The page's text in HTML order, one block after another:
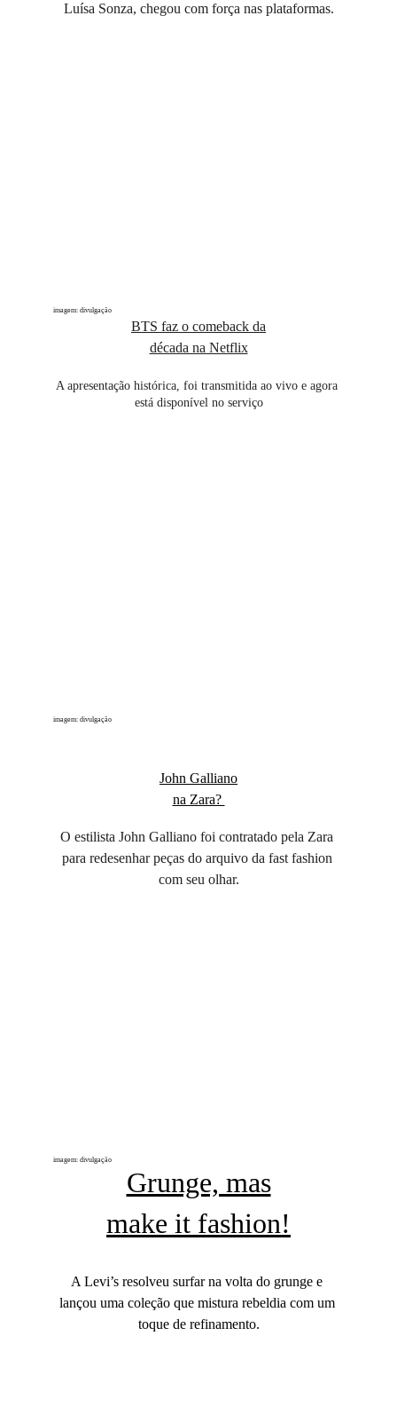
BTS faz o comeback da
década na Netflix
Luísa Sonza, chegou com força nas plataformas.
A apresentação histórica, foi transmitida ao vivo e agora
está disponível no serviço
imagem: divulgação
John Galliano
na Zara?
Grunge, mas
make it fashion!
O estilista John Galliano foi contratado pela Zara
para redesenhar peças do arquivo da fast fashion
com seu olhar.
A Levi’s resolveu surfar na volta do grunge e
lançou uma coleção que mistura rebeldia com um
toque de refinamento.
imagem: divulgação
imagem: divulgação